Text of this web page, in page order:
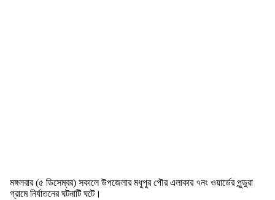
মঙ্গলবার (৫ ডিসেম্বর) সকালে উপজেলার মধুপুর পৌর এলাকার ৭নং ওয়ার্ডের পুন্ডুরা
গ্রামে নির্যাতনের ঘটনাটি ঘটে।